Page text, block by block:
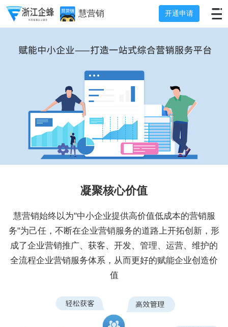
慧营销 开通申请
凝聚核心价值
慧营销始终以为"中小企业提供高价值低成本的营销服
务"为己任，不断在企业营销服务的道路上开拓创新，形
成了企业营销推广、获客、开发、管理、运营、维护的
全流程企业营销服务体系，从而更好的赋能企业创造价
值